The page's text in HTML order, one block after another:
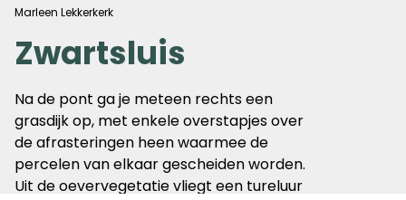
Marleen Lekkerkerk
Zwartsluis
Na de pont ga je meteen rechts een
grasdijk op, met enkele overstapjes over
de afrasteringen heen waarmee de
percelen van elkaar gescheiden worden.
Uit de oevervegetatie vliegt een tureluur